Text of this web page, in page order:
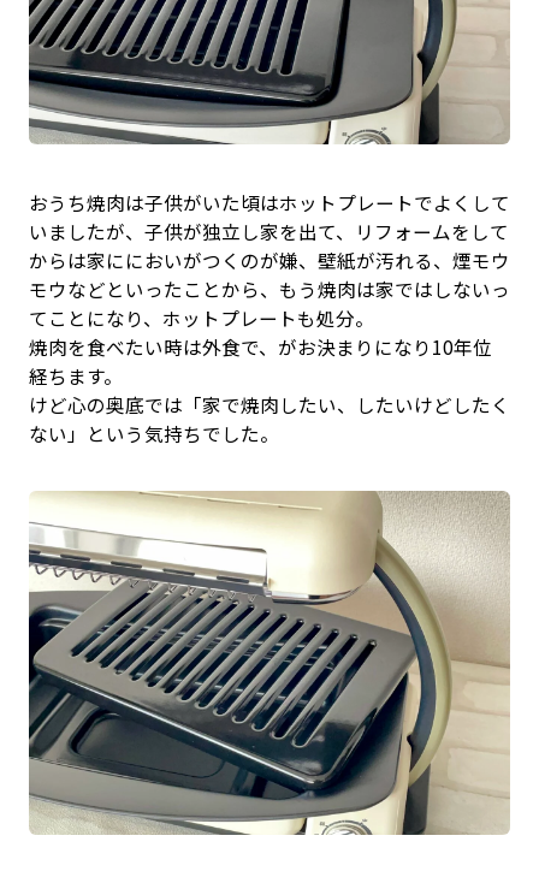
おうち焼肉は子供がいた頃はホットプレートでよくして
いましたが、子供が独立し家を出て、リフォームをして
からは家ににおいがつくのが嫌、壁紙が汚れる、煙モウ
モウなどといったことから、もう焼肉は家ではしないっ
てことになり、ホットプレートも処分。
焼肉を食べたい時は外食で、がお決まりになり10年位
経ちます。
けど心の奥底では「家で焼肉したい、したいけどしたく
ない」という気持ちでした。